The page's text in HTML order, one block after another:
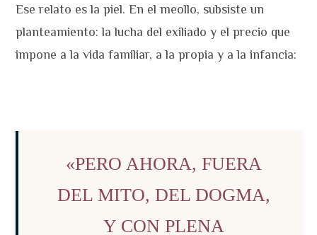
Ese relato es la piel. En el meollo, subsiste un
planteamiento: la lucha del exiliado y el precio que
impone a la vida familiar, a la propia y a la infancia:
«PERO AHORA, FUERA
DEL MITO, DEL DOGMA,
Y CON PLENA